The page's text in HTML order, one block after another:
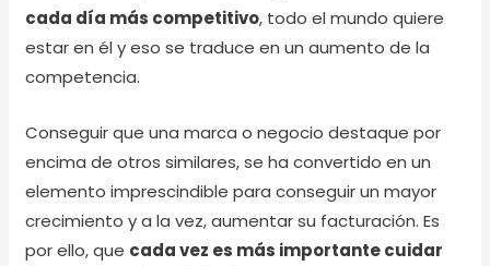
cada día más competitivo, todo el mundo quiere
estar en él y eso se traduce en un aumento de la
competencia.
Conseguir que una marca o negocio destaque por
encima de otros similares, se ha convertido en un
elemento imprescindible para conseguir un mayor
crecimiento y a la vez, aumentar su facturación. Es
por ello, que cada vez es más importante cuidar